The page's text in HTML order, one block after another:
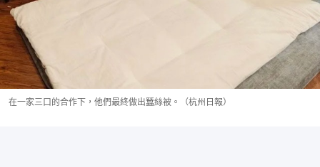
在一家三口的合作下，他們最終做出蠶絲被。（杭州日報）